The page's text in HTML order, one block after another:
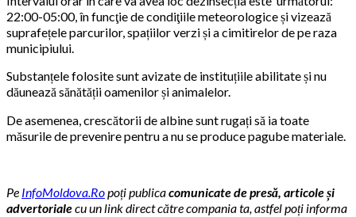
22:00-05:00, în funcţie de condiţiile meteorologice și vizează
suprafețele parcurilor, spațiilor verzi și a cimitirelor de pe raza
municipiului.
Substanțele folosite sunt avizate de instituțiile abilitate și nu
dăunează sănătății oamenilor și animalelor.
De asemenea, crescătorii de albine sunt rugați să ia toate
măsurile de prevenire pentru a nu se produce pagube materiale.
Pe InfoMoldova.Ropoți publicacomunicate de presă, articole și
advertorialecu un link direct către compania ta, astfel poți informa